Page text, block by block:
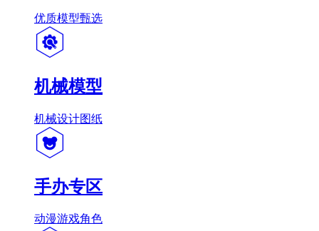
优质模型甄选
机械模型
机械设计图纸
手办专区
动漫游戏角色